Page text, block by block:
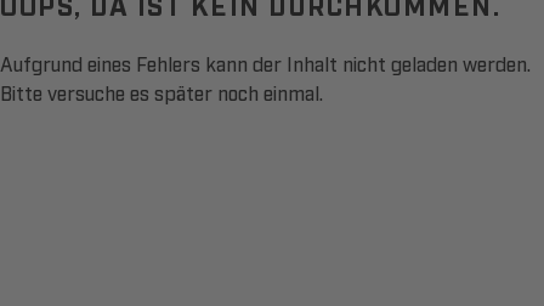
Aufgrund eines Fehlers kann der Inhalt nicht geladen werden.
Bitte versuche es später noch einmal.